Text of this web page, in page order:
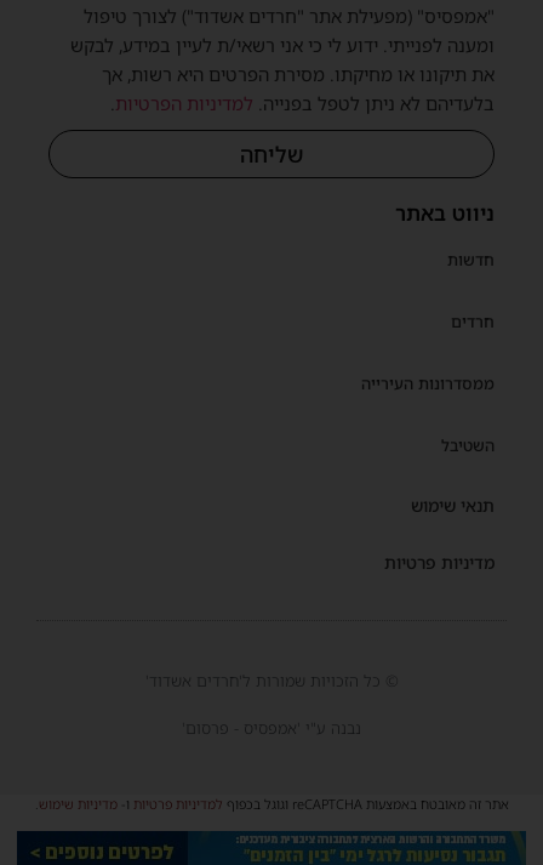
ניווט באתר
חדשות
חרדים
ממסדרונות העירייה
השטיבל
תנאי שימוש
מדיניות פרטיות
"אמפסיס" (מפעילת אתר "חרדים אשדוד") לצורך טיפול
ומענה לפנייתי. ידוע לי כי אני רשאי/ת לעיין במידע, לבקש
את תיקונו או מחיקתו. מסירת הפרטים היא רשות, אך
בלעדיהם לא ניתן לטפל בפנייה. למדיניות הפרטיות
שליחה
© כל הזכויות שמורות ל'חרדים אשדוד'
נבנה ע"י 'אמפסיס - פרסום'
אתר זה מאובטח באמצעות reCAPTCHA וגוגל בכפוף למדיניות פרטיות ו-מדיניות שימוש